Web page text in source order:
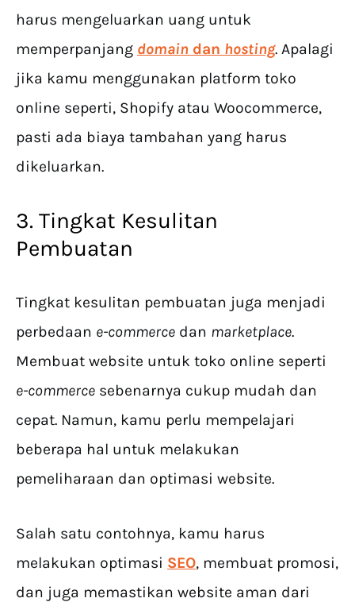
harus mengeluarkan uang untuk
memperpanjang domain dan hosting. Apalagi
jika kamu menggunakan platform toko
online seperti, Shopify atau Woocommerce,
pasti ada biaya tambahan yang harus
dikeluarkan.
3. Tingkat Kesulitan
Pembuatan
Tingkat kesulitan pembuatan juga menjadi
perbedaan e-commerce dan marketplace.
Membuat website untuk toko online seperti
e-commerce sebenarnya cukup mudah dan
cepat. Namun, kamu perlu mempelajari
beberapa hal untuk melakukan
pemeliharaan dan optimasi website.
Salah satu contohnya, kamu harus
melakukan optimasi SEO, membuat promosi,
dan juga memastikan website aman dari